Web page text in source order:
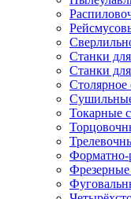
Станки
Станки
Столярное
Токарные
Форматно-
Фрезерные